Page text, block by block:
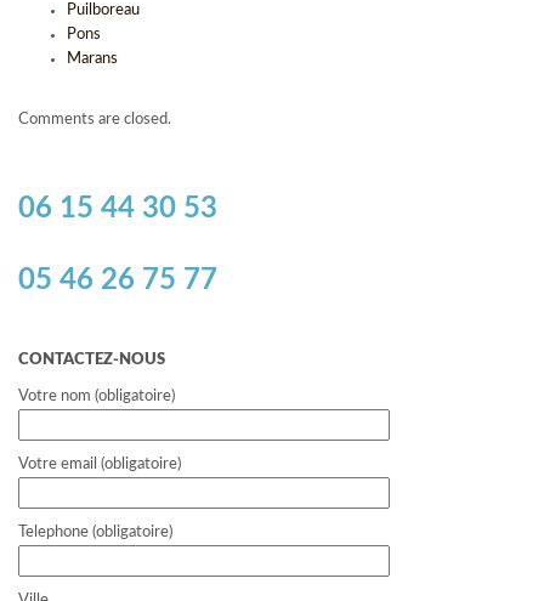
Puilboreau
Pons
Marans
Comments are closed.
06 15 44 30 53
05 46 26 75 77
CONTACTEZ-NOUS
Votre nom (obligatoire)
Votre email (obligatoire)
Telephone (obligatoire)